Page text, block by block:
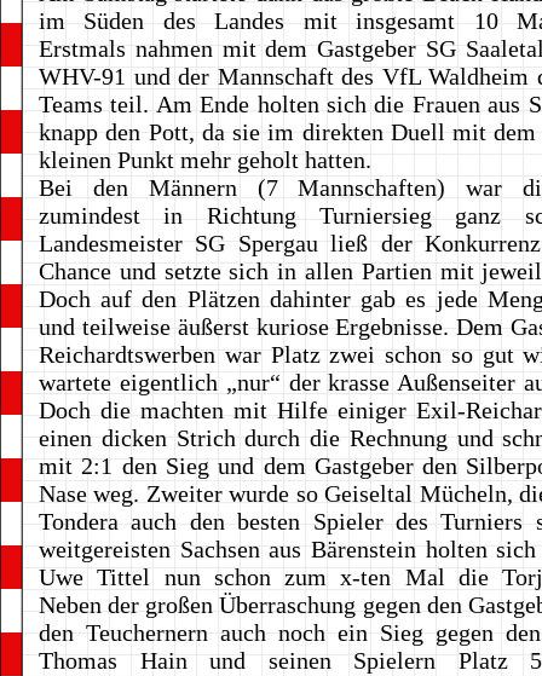
im Süden des Landes mit insgesamt 10
Erstmals nahmen mit dem Gastgeber SG
WHV-91 und der Mannschaft des VfL Waldheim
Teams teil. Am Ende holten sich die Frauen aus
knapp den Pott, da sie im direkten Duell mit
kleinen Punkt mehr geholt hatten.
Bei den Männern (7 Mannschaften) war
zumindest in Richtung Turniersieg ganz
Landesmeister SG Spergau ließ der
Chance und setzte sich in allen Partien mit
Doch auf den Plätzen dahinter gab es jede
und teilweise äußerst kuriose Ergebnisse. Dem
Reichardtswerben war Platz zwei schon so gut
wartete eigentlich „nur“ der krasse Außenseiter
Doch die machten mit Hilfe einiger Exil-
einen dicken Strich durch die Rechnung und
mit 2:1 den Sieg und dem Gastgeber den
Nase weg. Zweiter wurde so Geiseltal Mücheln,
Tondera auch den besten Spieler des Turniers
weitgereisten Sachsen aus Bärenstein holten
Uwe Tittel nun schon zum x-ten Mal die
Neben der großen Überraschung gegen den
den Teuchernern auch noch ein Sieg gegen
Thomas Hain und seinen Spielern Platz